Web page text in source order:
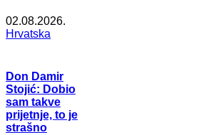
02.08.2026.
Hrvatska
Don Damir
Stojić: Dobio
sam takve
prijetnje, to je
strašno